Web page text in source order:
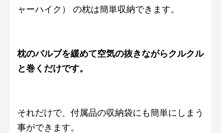
ャーハイク） の枕は簡単収納できます。
枕のバルブを緩めて空気の抜きながらクルクル
と巻くだけです。
それだけで、付属品の収納袋にも簡単にしまう
事ができます。